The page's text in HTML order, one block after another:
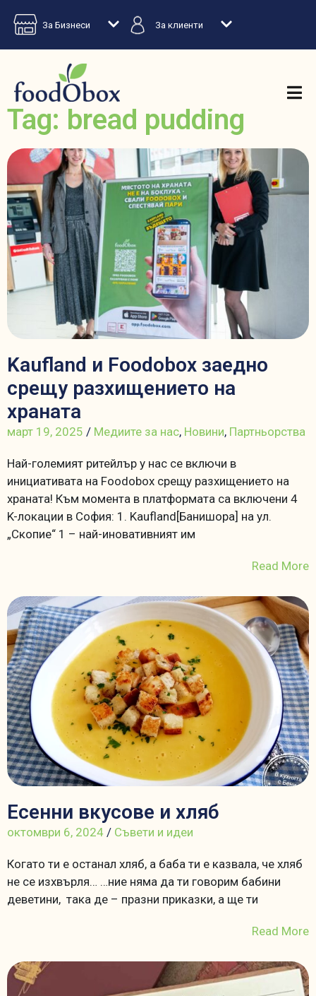
За Бизнеси За клиенти
Tag: bread pudding
Kaufland и Foodobox заедно
срещу разхищението на
храната
март 19, 2025 / Медиите за нас, Новини, Партньорства
Най-големият ритейлър у нас се включи в
инициативата на Foodobox срещу разхищението на
храната! Към момента в платформата са включени 4
K-локации в София: 1. Kaufland[Банишора] на ул.
„Скопие“ 1 – най-иновативният им
Read More
Есенни вкусове и хляб
октомври 6, 2024 / Съвети и идеи
Когато ти е останал хляб, а баба ти е казвала, че хляб
не се изхвърля… …ние няма да ти говорим бабини
деветини, така де – празни приказки, а ще ти
Read More